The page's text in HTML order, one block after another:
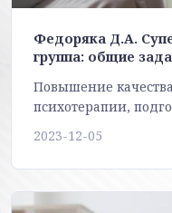
Федоряка Д.А.
группа: общие
Повышение
психотерапии,
2023-12-05